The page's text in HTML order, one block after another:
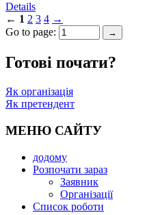
Details
← 1 2 3 4 →
Go to page:
→
Готові почати?
Як організація
Як претендент
МЕНЮ САЙТУ
додому
Розпочати зараз
Заявник
Oрганізації
Cписок роботи